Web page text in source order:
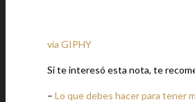
via GIPHY
Si te interesó esta nota, te
– Lo que debes hacer para tener